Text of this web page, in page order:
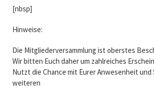
[nbsp]
Hinweise:
Die Mitgliederversammlung ist oberstes
Wir bitten Euch daher um zahlreiches
Nutzt die Chance mit Eurer Anwesenheit und
weiteren